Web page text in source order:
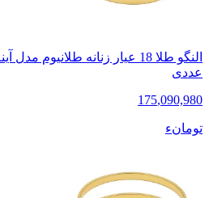
عددی
175,090,980
تومانء